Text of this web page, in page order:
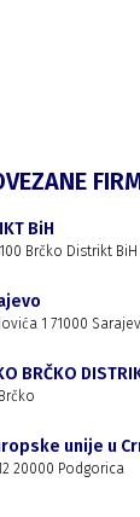
BiH
Brčko Distrikt BiH
1 71000
BRČKO
unije u
20000 Podgorica